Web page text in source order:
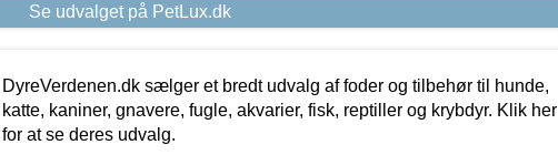
Se udvalget på PetLux.dk
DyreVerdenen.dk sælger et bredt udvalg af foder og tilbehør til hunde,
katte, kaniner, gnavere, fugle, akvarier, fisk, reptiller og krybdyr. Klik her
for at se deres udvalg.